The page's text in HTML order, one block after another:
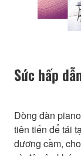
Sức hấp
Dòng đàn
tiên tiến để tái
dương cầm,